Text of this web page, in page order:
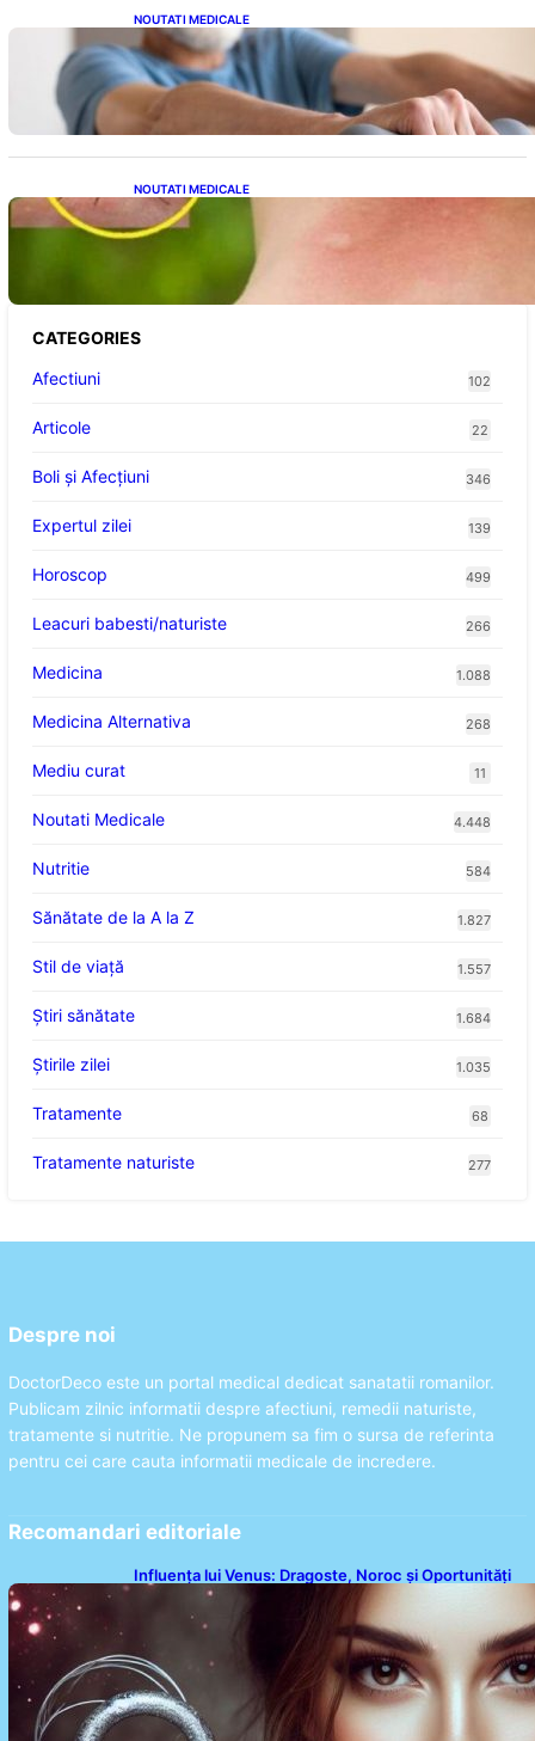
NOUTATI MEDICALE
Îmbunătățirea sănătății cardiovasculare:
Patru exerciții simple pentru reducerea
tensiunii arteriale la domiciliu
NOUTATI MEDICALE
Cum bacteriile pielii influențează atracția
țânțarilor: O nouă viziune asupra alegerii
CATEGORIES
Afectiuni
102
Articole 22
Boli și Afecțiuni 346
Expertul zilei 139
Horoscop 499
Leacuri babesti/naturiste 266
Medicina 1.088
Medicina Alternativa 268
Mediu curat 11
Noutati Medicale 4.448
Nutritie 584
Sănătate de la A la Z 1.827
Stil de viaţă 1.557
Ştiri sănătate 1.684
Știrile zilei 1.035
Tratamente 68
Tratamente naturiste 277
Despre noi
DoctorDeco este un portal medical dedicat sanatatii romanilor.
Publicam zilnic informatii despre afectiuni, remedii naturiste,
tratamente si nutritie. Ne propunem sa fim o sursa de referinta
pentru cei care cauta informatii medicale de incredere.
Recomandari editoriale
Influența lui Venus: Dragoste, Noroc și Oportunități
pentru Tauri și Balanțe în Weekendul 8-9 August